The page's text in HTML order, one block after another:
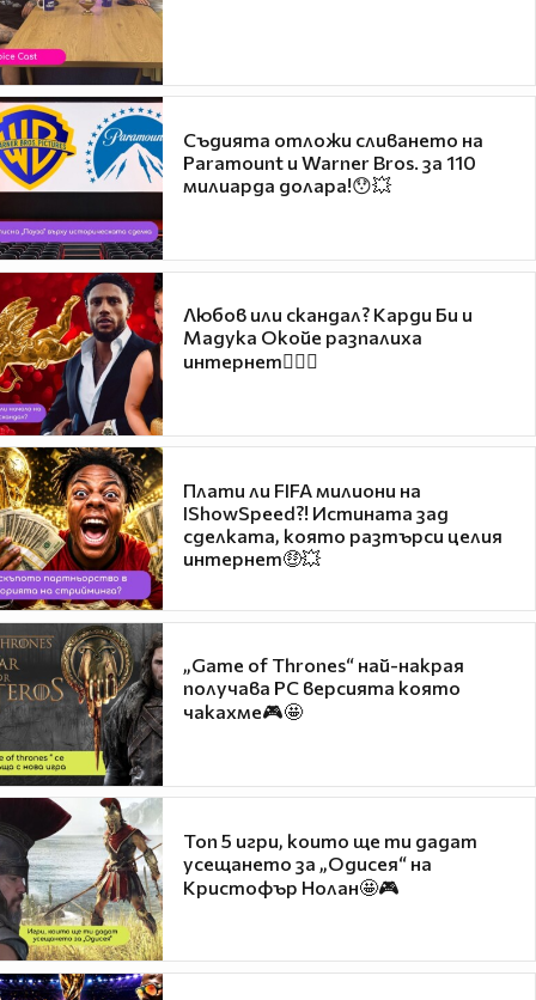
Съдията отложи сливането на
Paramount и Warner Bros. за 110
милиарда долара!😯💥
Любов или скандал? Карди Би и
Мадука Окойе разпалиха
интернет❤️‍🔥🔥
Плати ли FIFA милиони на
IShowSpeed?! Истината зад
сделката, която разтърси целия
интернет🤑💥
„Game of Thrones“ най-накрая
получава PC версията която
чакахме🎮🤩
Топ 5 игри, които ще ти дадат
усещането за „Одисея“ на
Кристофър Нолан🤩🎮